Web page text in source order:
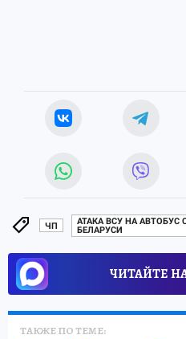
ЧП
АТАКА ВСУ НА
БЕЛАРУСИ
ЧИТАЙТЕ
ТАКЖЕ ПО ТЕМЕ: